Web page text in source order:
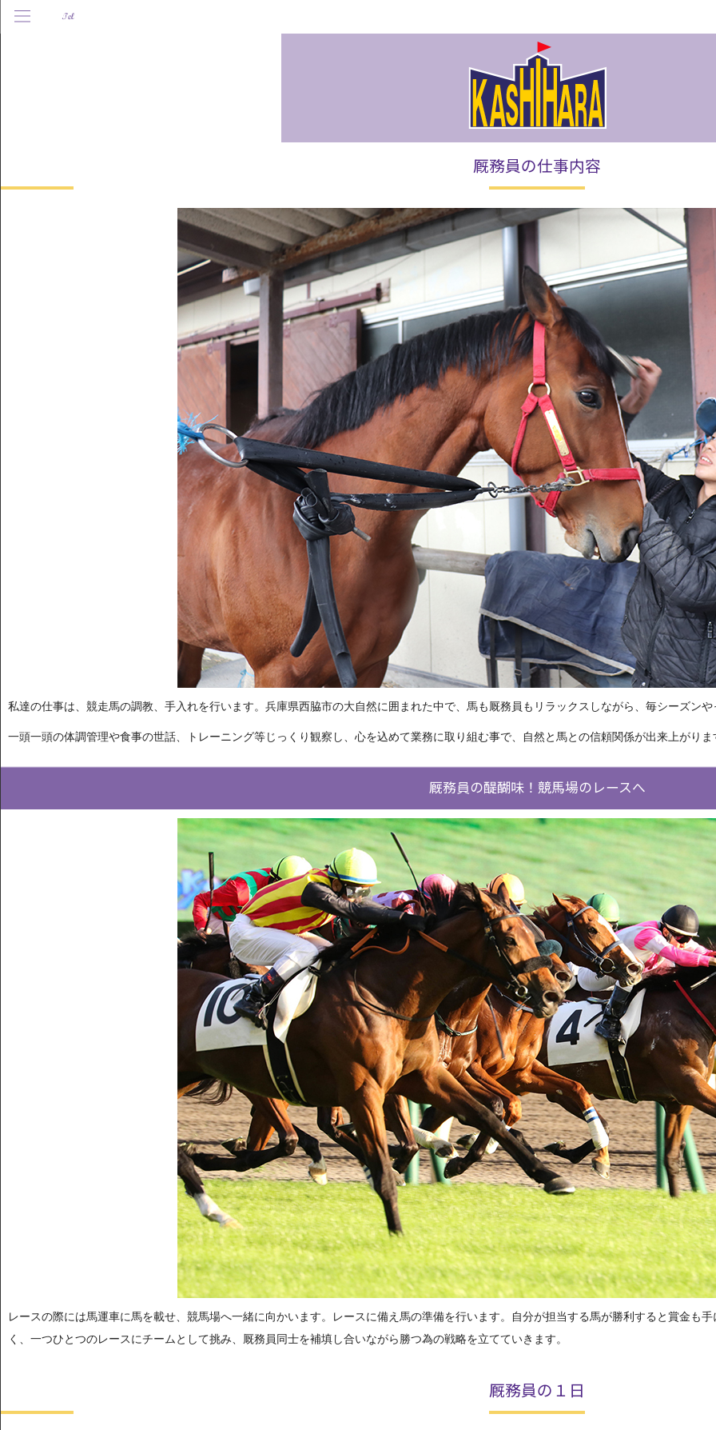
厩務員の仕事内容
私達の仕事は、競走馬の調教、手入れを行います。兵庫県西脇市の大自然に囲まれた中で、馬も厩務員もリラックスしながら、毎シーズン
一頭一頭の体調管理や食事の世話、トレーニング等じっくり観察し、心を込めて業務に取り組む事で、自然と馬との信頼関係が出来上がりま
厩務員の醍醐味！競馬場のレースへ
レースの際には馬運車に馬を載せ、競馬場へ一緒に向かいます。レースに備え馬の準備を行います。自分が担当する馬が勝利すると賞金も
く、一つひとつのレースにチームとして挑み、厩務員同士を補填し合いながら勝つ為の戦略を立てていきます。
厩務員の１日